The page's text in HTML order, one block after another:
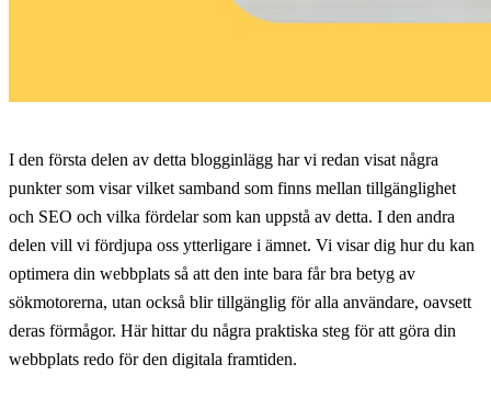
I den första delen av detta blogginlägg har vi redan visat några
punkter som visar vilket samband som finns mellan tillgänglighet
och SEO och vilka fördelar som kan uppstå av detta. I den andra
delen vill vi fördjupa oss ytterligare i ämnet. Vi visar dig hur du kan
optimera din webbplats så att den inte bara får bra betyg av
sökmotorerna, utan också blir tillgänglig för alla användare, oavsett
deras förmågor. Här hittar du några praktiska steg för att göra din
webbplats redo för den digitala framtiden.